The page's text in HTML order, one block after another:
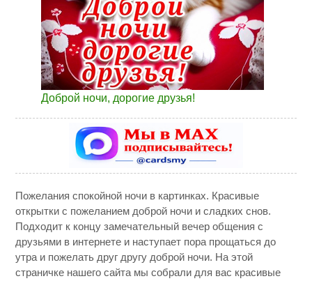
Доброй ночи, дорогие друзья!
Пожелания спокойной ночи в картинках. Красивые
открытки с пожеланием доброй ночи и сладких снов.
Подходит к концу замечательный вечер общения с
друзьями в интернете и наступает пора прощаться до
утра и пожелать друг другу доброй ночи. На этой
страничке нашего сайта мы собрали для вас красивые